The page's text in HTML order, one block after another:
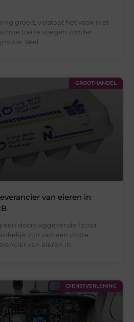
groeit, volstaat het vaak niet
toe te voegen zonder
Veel
GROOTHANDEL
van eieren in
een doorslaggevende factor
zijn van een vlotte
van eieren in
DIENSTVERLENING